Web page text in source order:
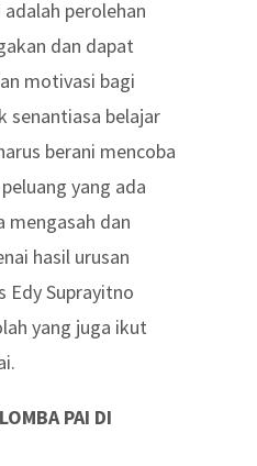
perolehan
dan dapat
motivasi bagi
senantiasa belajar
berani mencoba
yang ada
mengasah dan
hasil urusan
Edy Suprayitno
yang juga ikut
PAI DI